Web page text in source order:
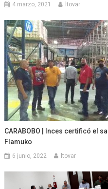
4 marzo, 2021 ltovar
CARABOBO | Inces certificó el
Flamuko
6 junio, 2022 ltovar